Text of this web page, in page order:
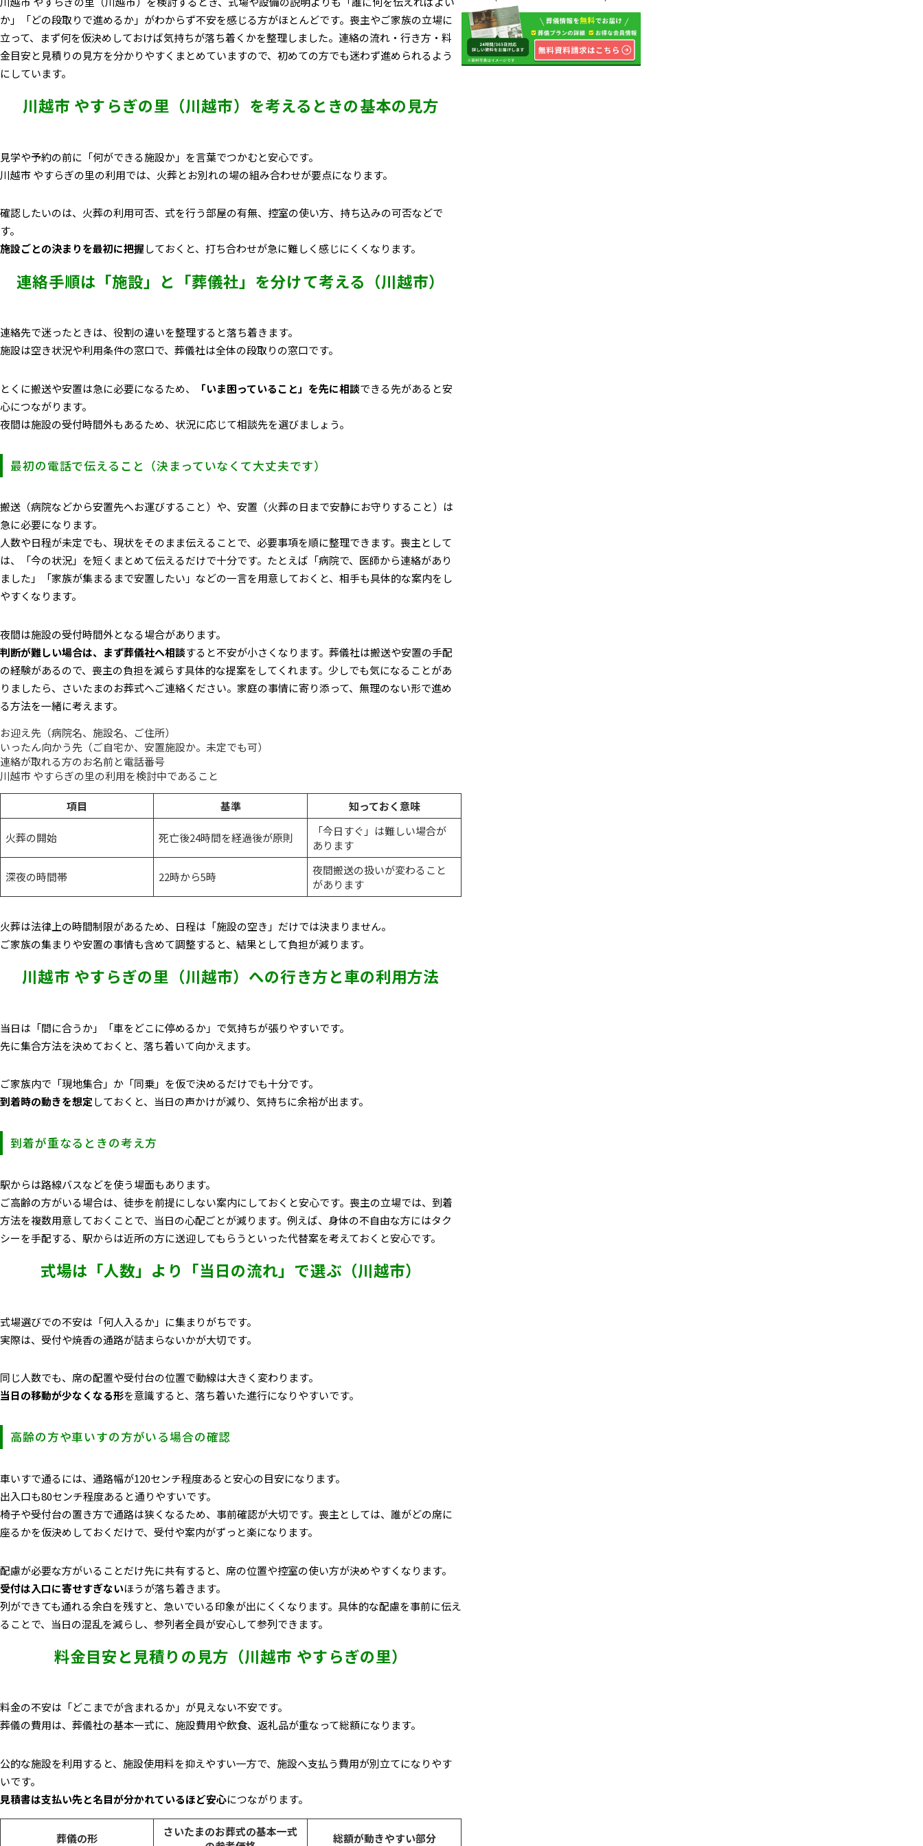
か」「どの段取りで進めるか」がわからず不安を感じる方がほとんどです。喪主やご家族の立場に
立って、まず何を仮決めしておけば気持ちが落ち着くかを整理しました。連絡の流れ・行き方・料
金目安と見積りの見方を分かりやすくまとめていますので、初めての方でも迷わず進められるよう
にしています。
川越市 やすらぎの里（川越市）を考えるときの基本の見方
見学や予約の前に「何ができる施設か」を言葉でつかむと安心です。
川越市 やすらぎの里の利用では、火葬とお別れの場の組み合わせが要点になります。
確認したいのは、火葬の利用可否、式を行う部屋の有無、控室の使い方、持ち込みの可否などで
す。
施設ごとの決まりを最初に把握しておくと、打ち合わせが急に難しく感じにくくなります。
連絡手順は「施設」と「葬儀社」を分けて考える（川越市）
連絡先で迷ったときは、役割の違いを整理すると落ち着きます。
施設は空き状況や利用条件の窓口で、葬儀社は全体の段取りの窓口です。
とくに搬送や安置は急に必要になるため、 「いま困っていること」を先に相談できる先があると安
心につながります。
夜間は施設の受付時間外もあるため、状況に応じて相談先を選びましょう。
最初の電話で伝えること（決まっていなくて大丈夫です）
搬送（病院などから安置先へお運びすること）や、安置（火葬の日まで安静にお守りすること）は
急に必要になります。
人数や日程が未定でも、 現状をそのまま伝えることで、必要事項を順に整理できます。喪主として
は、「今の状況」を短くまとめて伝えるだけで十分です。たとえば「病院で、医師から連絡があり
ました」「家族が集まるまで安置したい」などの一言を用意しておくと、相手も具体的な案内をし
やすくなります。
夜間は施設の受付時間外となる場合があります。
判断が難しい場合は、まず葬儀社へ相談すると不安が小さくなります。葬儀社は搬送や安置の手配
の経験があるので、喪主の負担を減らす具体的な提案をしてくれます。少しでも気になることがあ
りましたら、さいたまのお葬式へご連絡ください。家庭の事情に寄り添って、無理のない形で進め
る方法を一緒に考えます。
お迎え先（病院名、施設名、ご住所）
いったん向かう先（ご自宅か、安置施設か。未定でも可）
連絡が取れる方のお名前と電話番号
川越市 やすらぎの里の利用を検討中であること
項目 基準 知っておく意味
火葬の開始 死亡後24時間を経過後が原則
「今日すぐ」は難しい場合が
あります
深夜の時間帯 22時から5時
夜間搬送の扱いが変わること
があります
火葬は法律上の時間制限があるため、日程は「施設の空き」だけでは決まりません。
ご家族の集まりや安置の事情も含めて調整すると、結果として負担が減ります。
川越市 やすらぎの里（川越市）への行き方と車の利用方法
当日は「間に合うか」「車をどこに停めるか」で気持ちが張りやすいです。
先に集合方法を決めておく と、落ち着いて向かえます。
ご家族内で「現地集合」か「同乗」を仮で決めるだけでも十分です。
到着時の動きを想定しておくと、当日の声かけが減り、気持ちに余裕が出ます。
到着が重なるときの考え方
駅からは路線バスなどを使う場面もあります。
ご高齢の方がいる場合は、 徒歩を前提にしない案内にしておくと安心です。喪主の立場では、到着
方法を複数用意しておくことで、当日の心配ごとが減ります。例えば、身体の不自由な方にはタク
シーを手配する、駅からは近所の方に送迎してもらうといった代替案を考えておくと安心です。
式場は「人数」より「当日の流れ」で選ぶ（川越市）
式場選びでの不安は「何人入るか」に集まりがちです。
実際は、 受付や焼香の通路が詰まらないかが大切です。
同じ人数でも、席の配置や受付台の位置で動線は大きく変わります。
当日の移動が少なくなる形を意識すると、落ち着いた進行になりやすいです。
高齢の方や車いすの方がいる場合の確認
車いすで通るには、通路幅が120センチ程度あると安心の目安になります。
出入口も80センチ程度あると通りやすいです。
椅子や受付台の置き方で通路は狭くなるため、事前確認が大切です。喪主としては、誰がどの席に
座るかを仮決めしておくだけで、受付や案内がずっと楽になります。
配慮が必要な方がいることだけ先に共有すると、席の位置や控室の使い方が決めやすくなります。
受付は入口に寄せすぎないほうが落ち着きます。
列ができても通れる余白を残すと、急いでいる印象が出にくくなります。具体的な配慮を事前に伝え
ることで、当日の混乱を減らし、参列者全員が安心して参列できます。
料金目安と見積りの見方（川越市 やすらぎの里）
料金の不安は「どこまでが含まれるか」が見えない不安です。
葬儀の費用は、 葬儀社の基本一式に、施設費用や飲食、返礼品が重なって総額になります。
公的な施設を利用すると、施設使用料を抑えやすい一方で、施設へ支払う費用が別立てになりやす
いです。
見積書は支払い先と名目が分かれているほど安心につながります。
葬儀の形
さいたまのお葬式の基本一式
総額が動きやすい部分